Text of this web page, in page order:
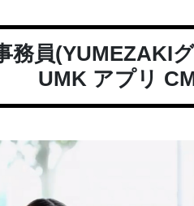
務員(YUMEZAKI
UMK アプリ